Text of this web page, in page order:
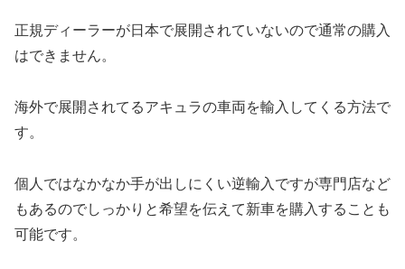
正規ディーラーが日本で展開されていないので通常の購入
はできません。
海外で展開されてるアキュラの車両を輸入してくる方法で
す。
個人ではなかなか手が出しにくい逆輸入ですが専門店など
もあるのでしっかりと希望を伝えて新車を購入することも
可能です。